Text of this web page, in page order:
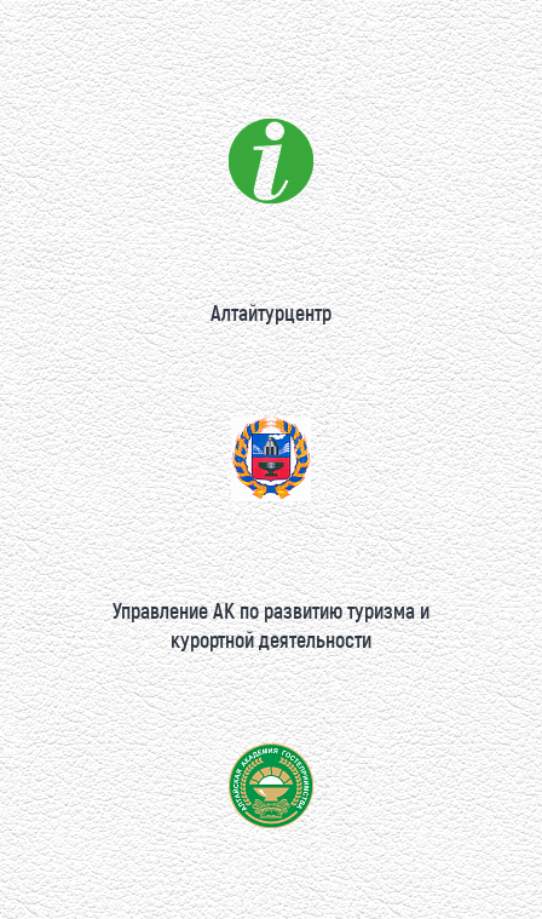
Алтайтурцентр
Управление АК по развитию туризма и
курортной деятельности